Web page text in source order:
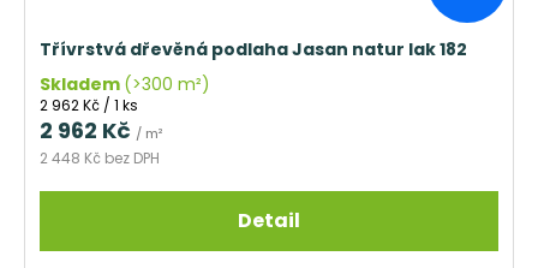
Třívrstvá dřevěná podlaha Jasan natur lak 182
Skladem (>300 m²)
2 448 Kč bez DPH
2 962 Kč / m²
Měrná
cena:
2 962 Kč / 1 ks
Detail